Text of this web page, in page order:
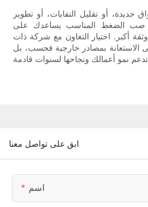
أو تقليل النفايات، أو تطوير
صب الضغط المناسب يساعدك على
أكبر. اختيار التعاون مع شركة ذات
الاستعانة بمصادر خارجية فحسب، بل
ابق على تواصل معنا
اسم